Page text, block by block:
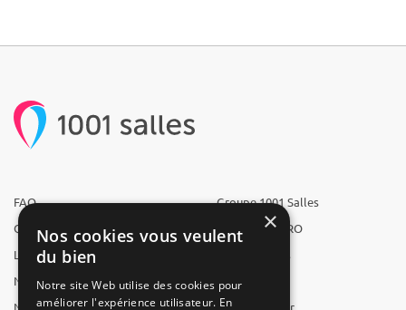
FAQ
Qui sommes-nous ?
L'équipe
Nous recrutons
Nos partenaires
Groupe 1001 Salles
1001 Salles PRO
1001 Traiteurs
1001 Artistes
Reserverunbar
×
Nos cookies vous veulent
du bien
Notre site Web utilise des cookies pour
améliorer l'expérience utilisateur. En